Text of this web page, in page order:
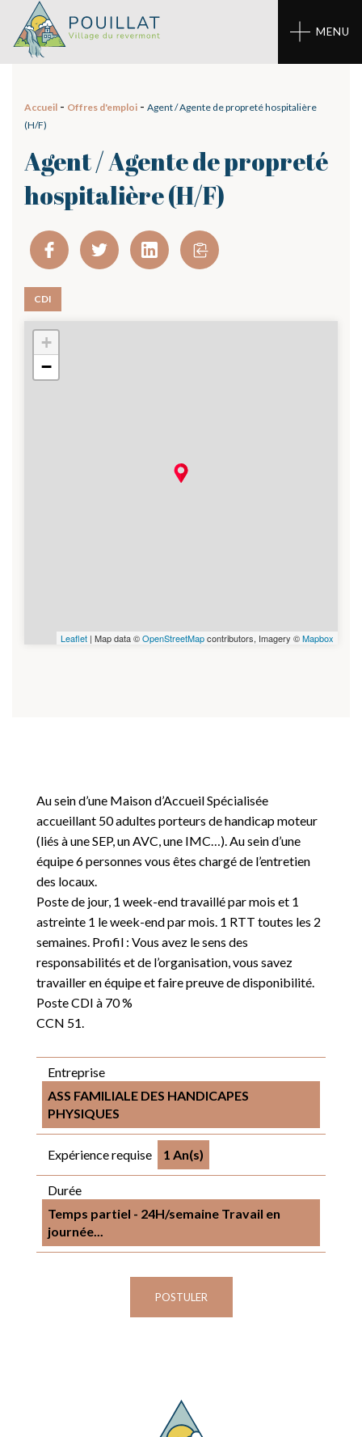
Panneau de gestion des cookies
MENU
Accueil - Offres d'emploi - Agent / Agente de propreté hospitalière
(H/F)
Agent / Agente de propreté
hospitalière (H/F)
CDI
01 - ST JUST
+
−
Leaflet | Map data ©OpenStreetMapcontributors, Imagery ©Mapbox
Au sein d’une Maison d’Accueil Spécialisée
accueillant 50 adultes porteurs de handicap moteur
(liés à une SEP, un AVC, une IMC…). Au sein d’une
équipe 6 personnes vous êtes chargé de l’entretien
des locaux.
Poste de jour, 1 week-end travaillé par mois et 1
astreinte 1 le week-end par mois. 1 RTT toutes les 2
semaines. Profil : Vous avez le sens des
responsabilités et de l’organisation, vous savez
travailler en équipe et faire preuve de disponibilité.
Poste CDI à 70 %
CCN 51.
Entreprise
ASS FAMILIALE DES HANDICAPES
PHYSIQUES
Expérience requise 1 An(s)
Durée
Temps partiel - 24H/semaine Travail en
journée...
POSTULER